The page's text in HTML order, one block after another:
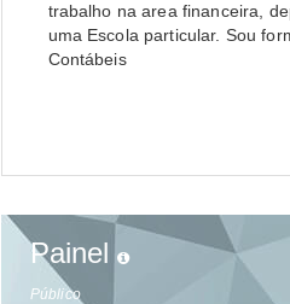
trabalho na area financeira,
uma Escola particular. Sou
Contábeis
Painel
Público